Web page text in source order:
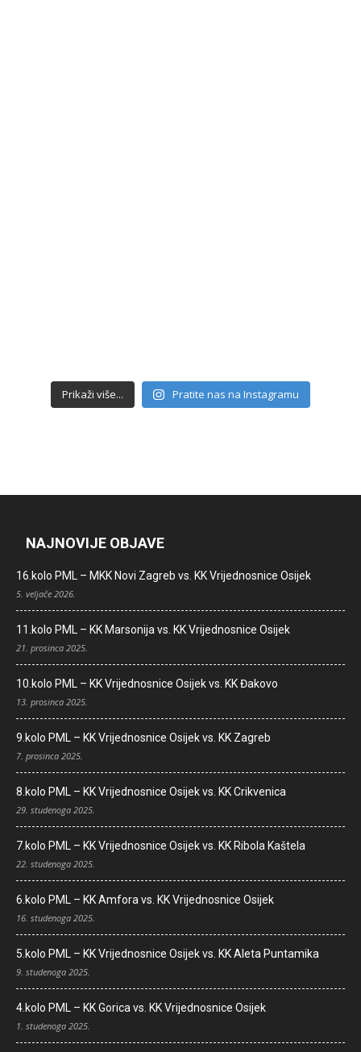
Prikaži više... Pratite nas na Instagramu
NAJNOVIJE OBJAVE
16.kolo PML – MKK Novi Zagreb vs. KK Vrijednosnice Osijek
5. veljače 2026.
11.kolo PML – KK Marsonija vs. KK Vrijednosnice Osijek
21. prosinca 2025.
10.kolo PML – KK Vrijednosnice Osijek vs. KK Đakovo
13. prosinca 2025.
9.kolo PML – KK Vrijednosnice Osijek vs. KK Zagreb
7. prosinca 2025.
8.kolo PML – KK Vrijednosnice Osijek vs. KK Crikvenica
29. studenoga 2025.
7.kolo PML – KK Vrijednosnice Osijek vs. KK Ribola Kaštela
22. studenoga 2025.
6.kolo PML – KK Amfora vs. KK Vrijednosnice Osijek
16. studenoga 2025.
5.kolo PML – KK Vrijednosnice Osijek vs. KK Aleta Puntamika
9. studenoga 2025.
4.kolo PML – KK Gorica vs. KK Vrijednosnice Osijek
1. studenoga 2025.